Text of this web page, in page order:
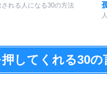
される人になる30の方法
してくれる30の